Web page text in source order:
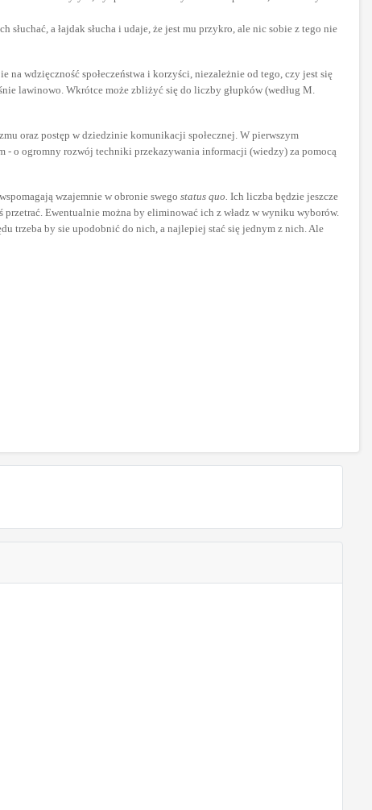
a łajdak słucha i udaje, że jest mu przykro, ale nic sobie z tego nie
na wdzięczność społeczeństwa i korzyści, niezależnie od tego, czy jest się
lawinowo. Wkrótce może zbliżyć się do liczby głupków (według M.
oraz postęp w dziedzinie komunikacji społecznej. W pierwszym
- o ogromny rozwój techniki przekazywania informacji (wiedzy) za pomocą
wzajemnie w obronie swego status quo. Ich liczba będzie jeszcze
Ewentualnie można by eliminować ich z władz w wyniku wyborów.
trzeba by sie upodobnić do nich, a najlepiej stać się jednym z nich. Ale